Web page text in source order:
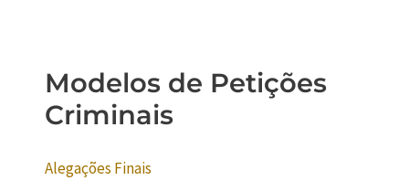
Modelos de Petições
Criminais
Alegações Finais